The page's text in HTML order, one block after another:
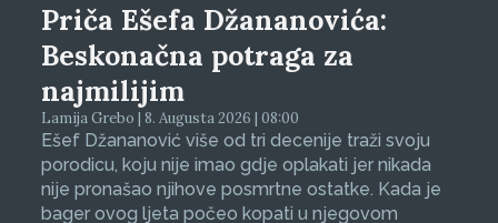
Priča Ešefa Džananovića:
Beskonačna potraga za
najmilijim
Lamija Grebo | 8. Augusta 2026 | 08:00
Ešef Džananović više od tri decenije traži svoju
porodicu, koju nije imao gdje oplakati jer nikada
nije pronašao njihove posmrtne ostatke. Kada je
bager ovog ljeta počeo kopati u njegovom